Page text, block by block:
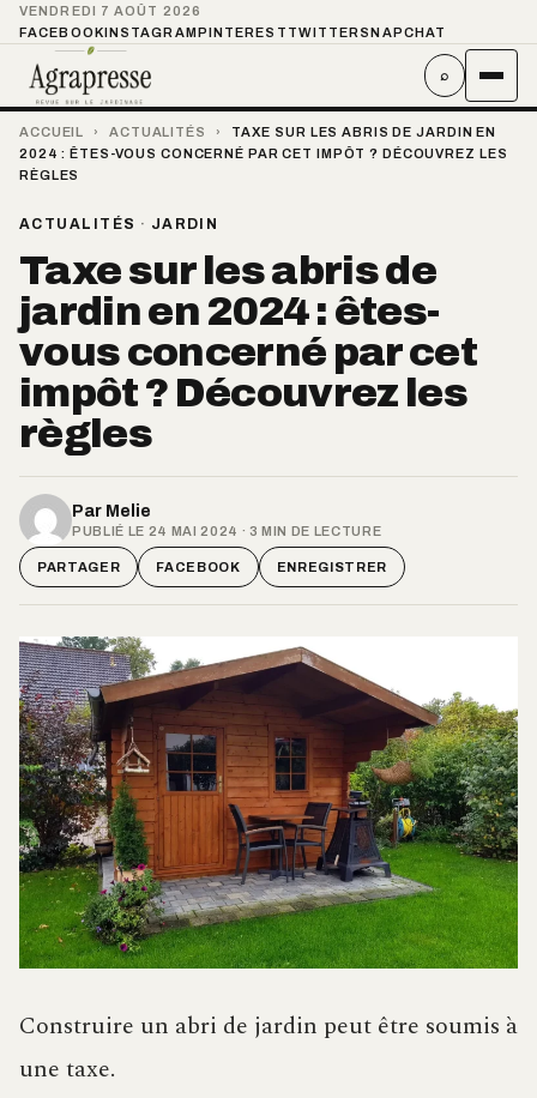
VENDREDI 7 AOÛT 2026
FACEBOOKINSTAGRAMPINTEREST TWITTER SNAPCHAT
⌕
ACCUEIL › ACTUALITÉS ›
TAXE SUR LES ABRIS DE JARDIN EN
2024 : ÊTES-VOUS CONCERNÉ PAR CET IMPÔT ? DÉCOUVREZ LES
RÈGLES
ACTUALITÉS · JARDIN
Taxe sur les abris de
jardin en 2024 : êtes-
vous concerné par cet
impôt ? Découvrez les
règles
Par Melie
PUBLIÉ LE 24 MAI 2024 · 3 MIN DE LECTURE
PARTAGER FACEBOOK ENREGISTRER
Construire un abri de jardin peut être soumis à
une taxe.